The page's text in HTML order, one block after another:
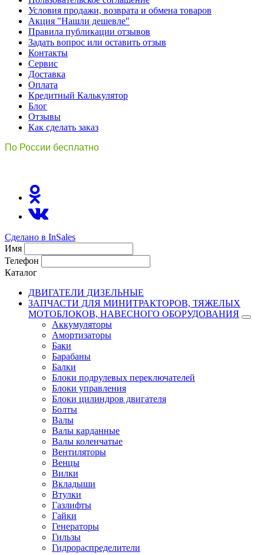
Условия продажи, возврата и обмена товаров
Акция "Нашли дешевле"
Правила публикации отзывов
Задать вопрос или оставить отзыв
Контакты
Сервис
Доставка
Оплата
Кредитный Калькулятор
Блог
Отзывы
Как сделать заказ
По России бесплатно
Сделано в InSales
Имя
Телефон
Каталог
ДВИГАТЕЛИ ДИЗЕЛЬНЫЕ
ЗАПЧАСТИ ДЛЯ МИНИТРАКТОРОВ, ТЯЖЕЛЫХ
МОТОБЛОКОВ, НАВЕСНОГО ОБОРУДОВАНИЯ
Аккумуляторы
Амортизаторы
Баки
Барабаны
Балки
Блоки подрулевых переключателей
Блоки управления
Блоки цилиндров двигателя
Болты
Валы
Валы карданные
Валы коленчатые
Вентиляторы
Венцы
Вилки
Вкладыши
Втулки
Газлифты
Гайки
Генераторы
Гильзы
Гидрораспределители